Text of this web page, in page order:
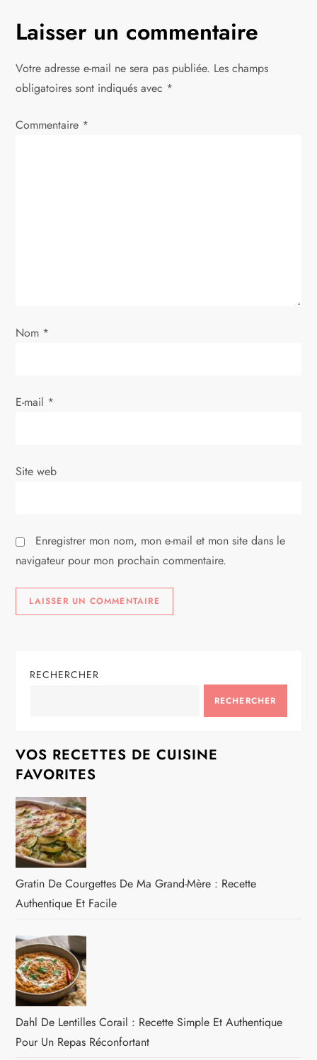
g
a
t
’
r
i
l
e
Laisser un commentaire
Votre adresse e-mail ne sera pas publiée. Les champs
obligatoires sont indiqués avec *
Commentaire *
Nom *
E-mail *
Site web
Enregistrer mon nom, mon e-mail et mon site dans le
navigateur pour mon prochain commentaire.
RECHERCHER
RECHERCHER
VOS RECETTES DE CUISINE
FAVORITES
Gratin De Courgettes De Ma Grand-Mère : Recette
Authentique Et Facile
Dahl De Lentilles Corail : Recette Simple Et Authentique
Pour Un Repas Réconfortant